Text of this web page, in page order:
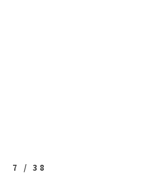
7 / 38